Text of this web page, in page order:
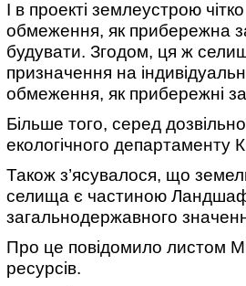
І в проекті землеустрою
обмеження, як прибережна
будувати. Згодом, ця ж
призначення на
обмеження, як прибережні
Більше того, серед
екологічного департаменту
Також з’ясувалося, що
селища є частиною
загальнодержавного
Про це повідомило листом
ресурсів.